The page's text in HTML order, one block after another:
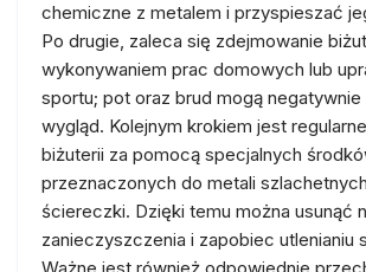
chemiczne z metalem i przyspieszać
Po drugie, zaleca się zdejmowanie
wykonywaniem prac domowych lub
sportu; pot oraz brud mogą negatywnie
wygląd. Kolejnym krokiem jest
biżuterii za pomocą specjalnych
przeznaczonych do metali
ściereczki. Dzięki temu można usunąć
zanieczyszczenia i zapobiec utlenianiu